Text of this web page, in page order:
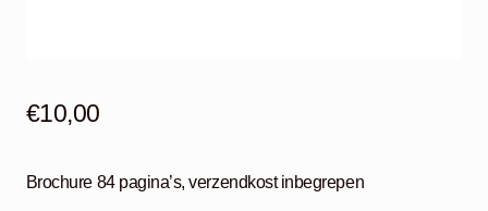
€10,00
Brochure 84 pagina’s, verzendkost inbegrepen